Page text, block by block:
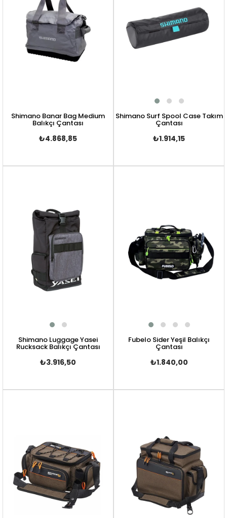
Shimano Banar Bag Medium
Balıkçı Çantası
₺4.868,85
Shimano Surf Spool Case Takım
Çantası
₺1.914,15
Shimano Luggage Yasei
Rucksack Balıkçı Çantası
₺3.916,50
Fubelo Sider Yeşil Balıkçı
Çantası
₺1.840,00